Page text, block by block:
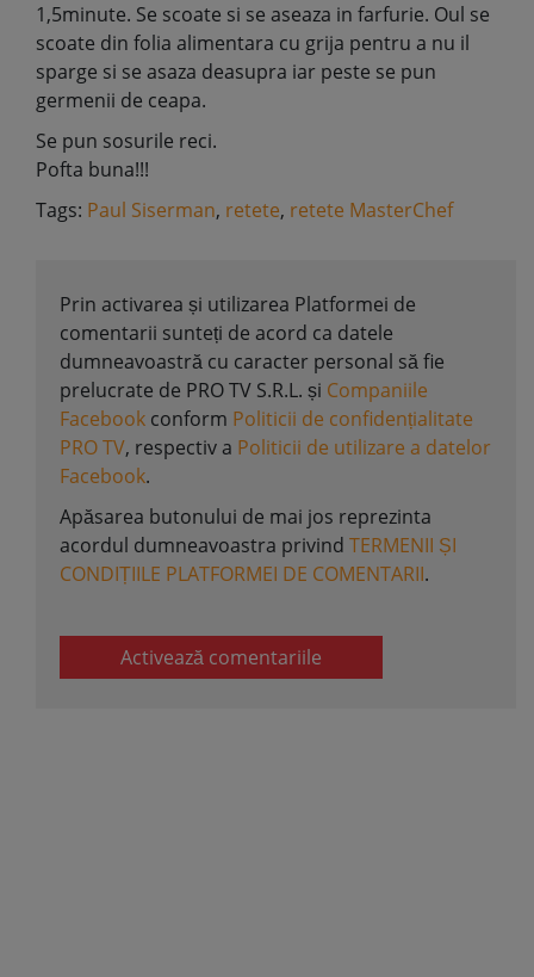
1,5minute. Se scoate si se aseaza in farfurie. Oul se
scoate din folia alimentara cu grija pentru a nu il
sparge si se asaza deasupra iar peste se pun
germenii de ceapa.
Se pun sosurile reci.
Pofta buna!!!
Tags: Paul Siserman, retete, retete MasterChef
Prin activarea și utilizarea Platformei de
comentarii sunteți de acord ca datele
dumneavoastră cu caracter personal să fie
prelucrate de PRO TV S.R.L. și Companiile
Facebook conform Politicii de confidențialitate
PRO TV, respectiv a Politicii de utilizare a datelor
Facebook.
Apăsarea butonului de mai jos reprezinta
acordul dumneavoastra privind TERMENII ȘI
CONDIȚIILE PLATFORMEI DE COMENTARII.
Activează comentariile